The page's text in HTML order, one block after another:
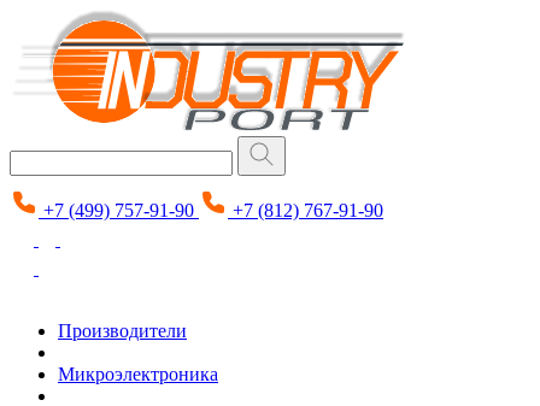
+7 (499) 757-91-90 +7 (812) 767-91-90
Производители
Микроэлектроника